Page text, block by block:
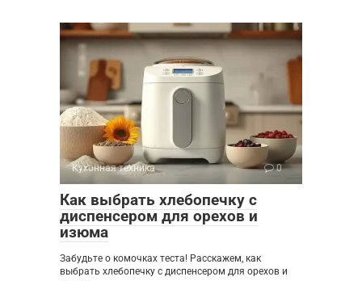
Кухонная техника 0
Как выбрать хлебопечку с
диспенсером для орехов и
изюма
Забудьте о комочках теста! Расскажем, как
выбрать хлебопечку с диспенсером для орехов и